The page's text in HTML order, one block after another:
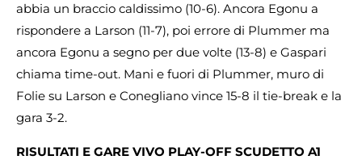
abbia un braccio caldissimo (10-6). Ancora Egonu a
rispondere a Larson (11-7), poi errore di Plummer ma
ancora Egonu a segno per due volte (13-8) e Gaspari
chiama time-out. Mani e fuori di Plummer, muro di
Folie su Larson e Conegliano vince 15-8 il tie-break e la
gara 3-2.
RISULTATI E GARE VIVO PLAY-OFF SCUDETTO A1